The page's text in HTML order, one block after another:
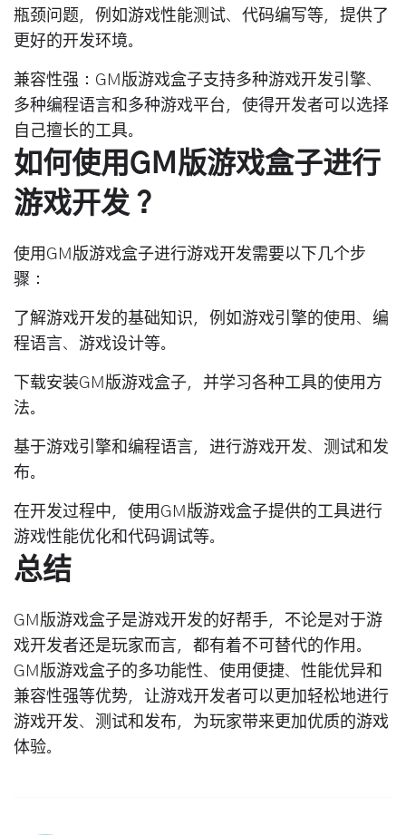
瓶颈问题，例如游戏性能测试、代码编写等，提供了
更好的开发环境。
兼容性强：GM版游戏盒子支持多种游戏开发引擎、
多种编程语言和多种游戏平台，使得开发者可以选择
自己擅长的工具。
如何使用GM版游戏盒子进行
游戏开发？
使用GM版游戏盒子进行游戏开发需要以下几个步
骤：
了解游戏开发的基础知识，例如游戏引擎的使用、编
程语言、游戏设计等。
下载安装GM版游戏盒子，并学习各种工具的使用方
法。
基于游戏引擎和编程语言，进行游戏开发、测试和发
布。
在开发过程中，使用GM版游戏盒子提供的工具进行
游戏性能优化和代码调试等。
总结
GM版游戏盒子是游戏开发的好帮手，不论是对于游
戏开发者还是玩家而言，都有着不可替代的作用。
GM版游戏盒子的多功能性、使用便捷、性能优异和
兼容性强等优势，让游戏开发者可以更加轻松地进行
游戏开发、测试和发布，为玩家带来更加优质的游戏
体验。